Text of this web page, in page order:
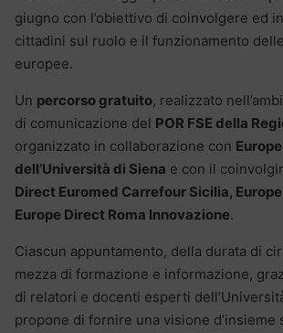
giugno con l’obiettivo di coinvolgere ed
cittadini sul ruolo e il funzionamento
europee.
Un percorso gratuito, realizzato
di comunicazione del POR FSE della
organizzato in collaborazione con
dell’Università di Siena e con il
Direct Euromed Carrefour Sicilia,
Europe Direct Roma Innovazione.
Ciascun appuntamento, della durata di
mezza di formazione e informazione,
di relatori e docenti esperti
propone di fornire una visione d’insieme